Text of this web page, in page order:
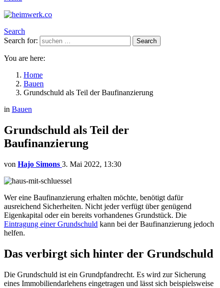
Search
Search for:
Search
You are here:
Home
Bauen
Grundschuld als Teil der Baufinanzierung
in Bauen
Grundschuld als Teil der
Baufinanzierung
von Hajo Simons 3. Mai 2022, 13:30
Wer eine Baufinanzierung erhalten möchte, benötigt dafür
ausreichend Sicherheiten. Nicht jeder verfügt über genügend
Eigenkapital oder ein bereits vorhandenes Grundstück. Die
Eintragung einer Grundschuld kann bei der Baufinanzierung jedoch
helfen.
Das verbirgt sich hinter der Grundschuld
Die Grundschuld ist ein Grundpfandrecht. Es wird zur Sicherung
eines Immobiliendarlehens eingetragen und lässt sich beispielsweise